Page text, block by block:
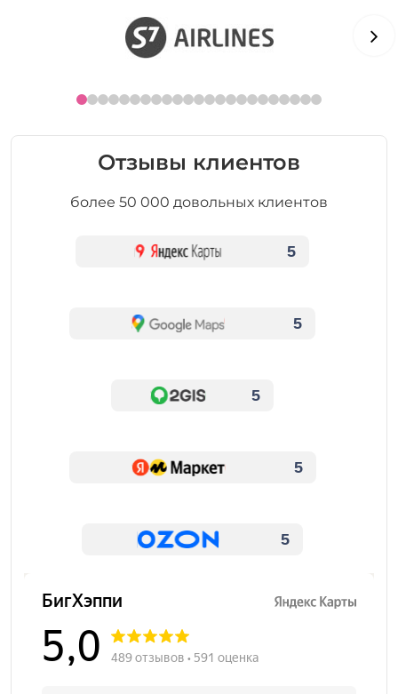
Отзывы клиентов
более 50 000 довольных клиентов
5
5
5
5
5